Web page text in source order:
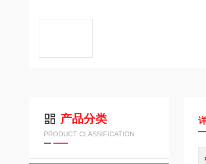
产品分类
PRODUCT CLASSIFICATION